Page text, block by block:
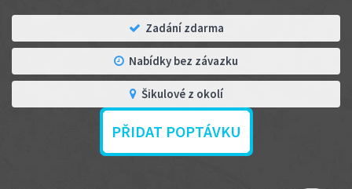
Zadání zdarma
Nabídky bez závazku
Šikulové z okolí
PŘIDAT POPTÁVKU